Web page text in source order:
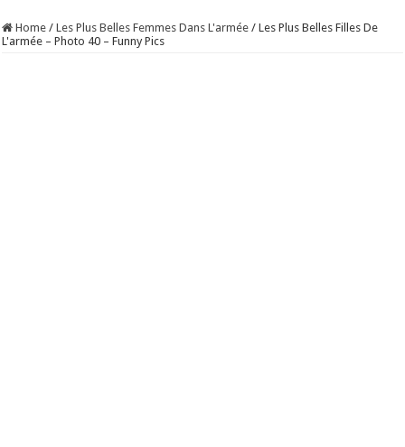
Home / Les Plus Belles Femmes Dans L'armée / Les Plus Belles Filles De
L'armée – Photo 40 – Funny Pics